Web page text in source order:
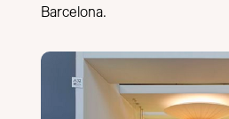
Barcelona.